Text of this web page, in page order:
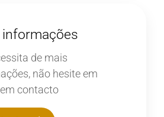
informações
de mais
não hesite em
contacto